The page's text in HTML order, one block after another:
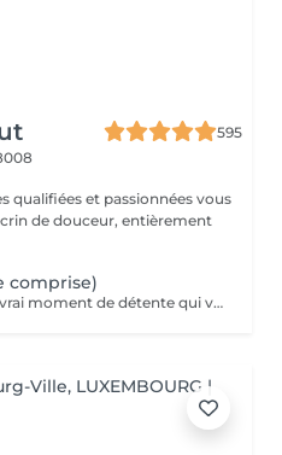
595
qualifiées et passionnées vous
de douceur, entièrement
comprise)
Le gommage du corps est un vrai moment de détente qui va permettre à la peau de se débarrasser de ses cellules mortes et de retrouver une peau douce. Ce soin est parfait juste avant d'aller au soleil pour permettre à la peau de mieux bronzer.